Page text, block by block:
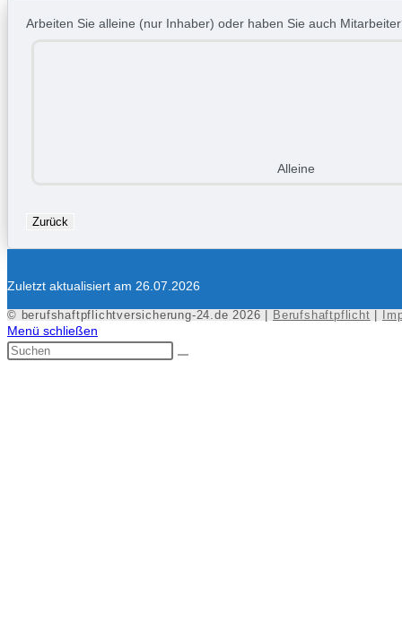
Arbeiten Sie alleine (nur Inhaber) oder haben Sie auch
Alleine
Zurück
Zuletzt aktualisiert am 26.07.2026
© berufshaftpflichtversicherung-24.de 2026 | Berufshaftpflicht
Menü schließen